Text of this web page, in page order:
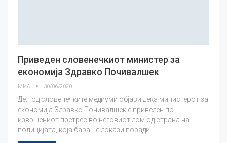
Приведен словенечкиот министер за
економија Здравко Почивалшек
МИА 30/06/2020
Дел од словенечките медиуми објави дека министерот за
економија Здравко Почивалшек е приведен по
извршениот претрес во неговиот дом од страна на
полицијата, која бараше докази поради…